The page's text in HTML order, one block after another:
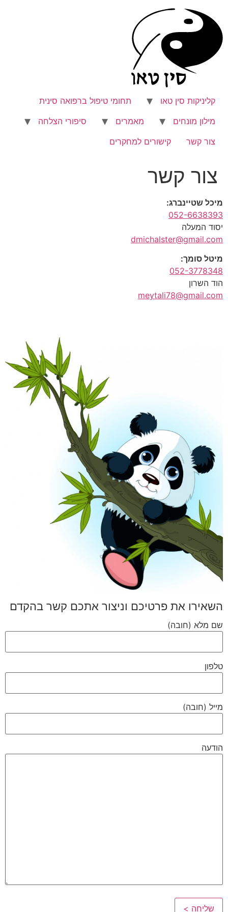
לתוכן
קליניקות סין טאו
תחומי טיפול ברפואה סינית
מילון מונחים
מאמרים
סיפורי הצלחה
צור קשר
קישורים למחקרים
צור קשר
מיכל שטיינברג:
052-6638393
יסוד המעלה
dmichalster@gmail.com
מיטל סומך:
052-3778348
הוד השרון
meytali78@gmail.com
השאירו את פרטיכם וניצור אתכם קשר בהקדם
שם מלא (חובה)
טלפון
מייל (חובה)
הודעה